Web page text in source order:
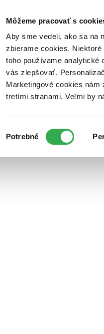
Môžeme pracovať s
Aby sme vedeli, ako sa na
zbierame cookies.
toho používame analytické
vás zlepšovať.
Marketingové cookies nám
tretími stranami. Veľmi by
súhlasu
Potrebné
Poukážky Kontakt